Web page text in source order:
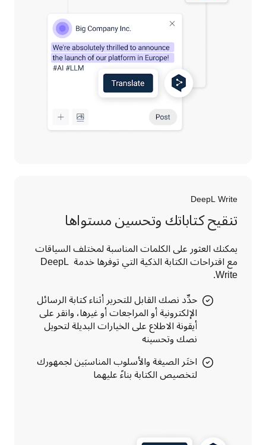
DeepL Write
تنقيح كتاباتك وتحسين مستواها
مع اقتراحات الكتابة الذكية التي توفرها خدمة DeepL
Write.
حدِّد نصك القابل للتحرير أثناء كتابة الرسائل
الإلكترونية أو المراجعات أو غيرها، وانقر على
أيقونة الاطلاع على الخيارات البديلة لتحويل
نصك وتحسينه
اختَر الصيغة والأسلوب المناسبَين لجمهورك
لتخصيص الكتابة بناءً عليهما